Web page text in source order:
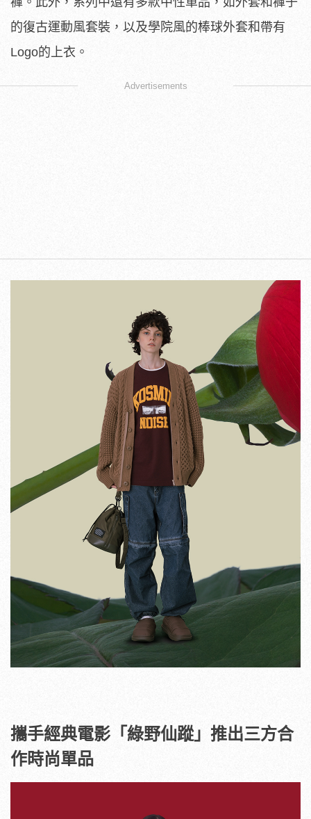
的復古運動風套裝，以及學院風的棒球外套和帶有
Logo的上衣。
Advertisements
攜手經典電影「綠野仙蹤」推出三方合
作時尚單品